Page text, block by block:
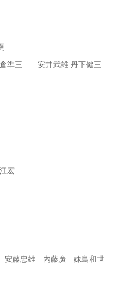
準三 安井武雄 丹下健三
宏
藤忠雄 内藤廣 妹島和世